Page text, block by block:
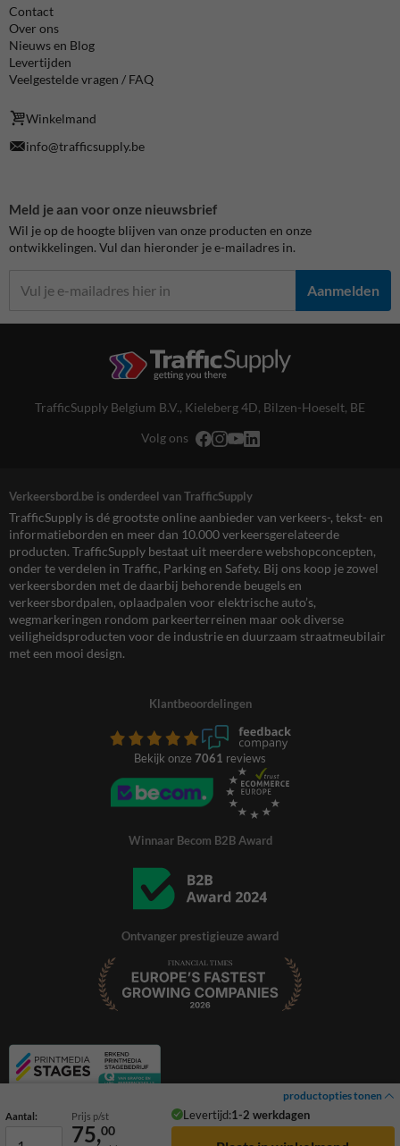
productopties tonen
Aantal: Prijs p/st Levertijd:1-2 werkdagen
75,00
Contact
Over ons
Nieuws en Blog
Levertijden
Veelgestelde vragen / FAQ
Winkelmand
info@trafficsupply.be
Meld je aan voor onze nieuwsbrief
Wil je op de hoogte blijven van onze producten en onze
ontwikkelingen. Vul dan hieronder je e-mailadres in.
Aanmelden
TrafficSupply Belgium B.V., Kieleberg 4D, Bilzen-Hoeselt, BE
Volg ons
Verkeersbord.be is onderdeel van TrafficSupply
TrafficSupply is dé grootste online aanbieder van verkeers-, tekst- en
informatieborden en meer dan 10.000 verkeersgerelateerde
producten. TrafficSupply bestaat uit meerdere webshopconcepten,
onder te verdelen in Traffic, Parking en Safety. Bij ons koop je zowel
verkeersborden met de daarbij behorende beugels en
verkeersbordpalen, oplaadpalen voor elektrische auto’s,
wegmarkeringen rondom parkeerterreinen maar ook diverse
veiligheidsproducten voor de industrie en duurzaam straatmeubilair
met een mooi design.
Klantbeoordelingen
Bekijk onze 7061 reviews
Winnaar Becom B2B Award
Ontvanger prestigieuze award